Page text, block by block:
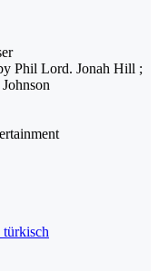
Phil Lord. Jonah Hill ;
türkisch